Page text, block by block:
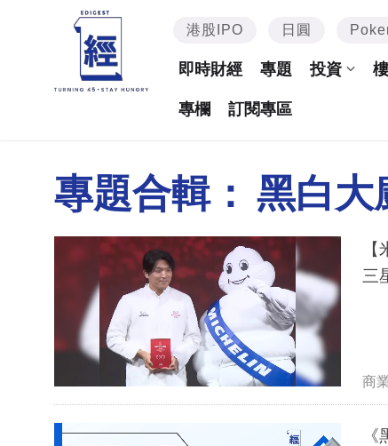
港股IPO 日圓
即時財經 專題 投資
專欄 訂閱專區
專題合輯： 黑白大
三
商